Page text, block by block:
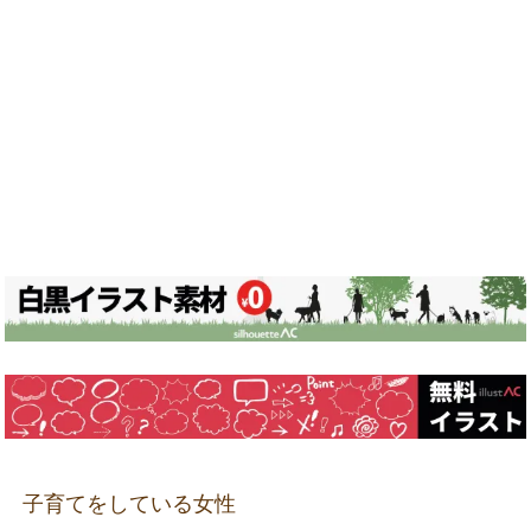
子育てをしている女性